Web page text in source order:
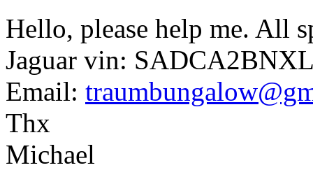
Hello, please help me. All
Jaguar vin:
Email:
Thx
Michael